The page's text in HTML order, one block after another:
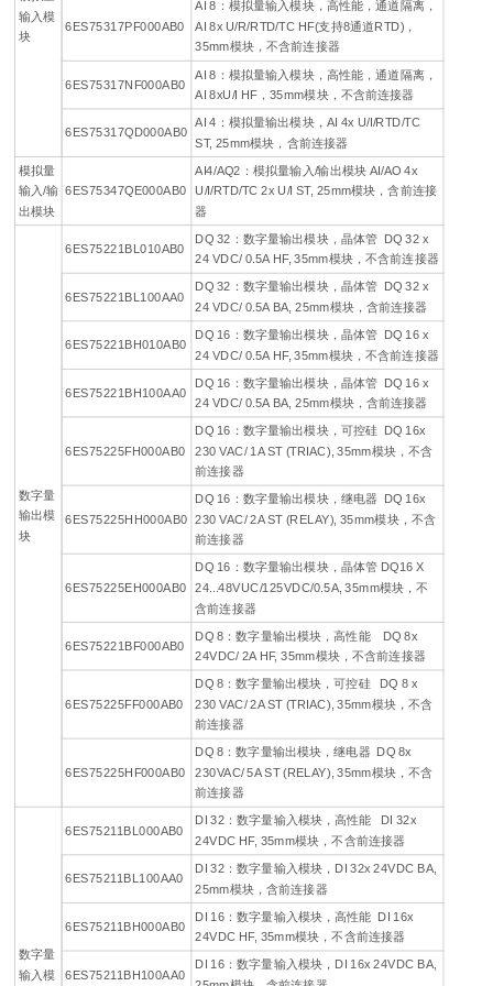
输入模
块
6ES75317PF000AB0
AI 8：模拟量输入模块，高性能，通道隔离，
AI 8x U/R/RTD/TC HF(支持8通道RTD)，
35mm模块，不含前连接器
6ES75317NF000AB0
AI 8：模拟量输入模块，高性能，通道隔离，
AI 8xU/I HF，35mm模块，不含前连接器
6ES75317QD000AB0
AI 4：模拟量输出模块，AI 4x U/I/RTD/TC
ST, 25mm模块，含前连接器
模拟量
输入/输
出模块
6ES75347QE000AB0
AI4/AQ2：模拟量输入/输出模块 AI/AO 4x
U/I/RTD/TC 2x U/I ST, 25mm模块，含前连接
器
数字量
输出模
块
6ES75221BL010AB0
DQ 32：数字量输出模块，晶体管 DQ 32 x
24 VDC/ 0.5A HF, 35mm模块，不含前连接器
6ES75221BL100AA0
DQ 32：数字量输出模块，晶体管 DQ 32 x
24 VDC/ 0.5A BA, 25mm模块，含前连接器
6ES75221BH010AB0
DQ 16：数字量输出模块，晶体管 DQ 16 x
24 VDC/ 0.5A HF, 35mm模块，不含前连接器
6ES75221BH100AA0
DQ 16：数字量输出模块，晶体管 DQ 16 x
24 VDC/ 0.5A BA, 25mm模块，含前连接器
6ES75225FH000AB0
DQ 16：数字量输出模块，可控硅 DQ 16x
230 VAC/ 1A ST (TRIAC), 35mm模块，不含
前连接器
6ES75225HH000AB0
DQ 16：数字量输出模块，继电器 DQ 16x
230 VAC/ 2A ST (RELAY), 35mm模块，不含
前连接器
6ES75225EH000AB0
DQ 16：数字量输出模块，晶体管 DQ16 X
24...48VUC/125VDC/0.5A, 35mm模块，不
含前连接器
6ES75221BF000AB0
DQ 8：数字量输出模块，高性能 DQ 8x
24VDC/ 2A HF, 35mm模块，不含前连接器
6ES75225FF000AB0
DQ 8：数字量输出模块，可控硅 DQ 8 x
230 VAC/ 2A ST (TRIAC), 35mm模块，不含
前连接器
6ES75225HF000AB0
DQ 8：数字量输出模块，继电器 DQ 8x
230VAC/ 5A ST (RELAY), 35mm模块，不含
前连接器
数字量
输入模
6ES75211BL000AB0
DI 32：数字量输入模块，高性能 DI 32x
24VDC HF, 35mm模块，不含前连接器
6ES75211BL100AA0
DI 32：数字量输入模块，DI 32x 24VDC BA,
25mm模块，含前连接器
6ES75211BH000AB0
DI 16：数字量输入模块，高性能 DI 16x
24VDC HF, 35mm模块，不含前连接器
6ES75211BH100AA0
DI 16：数字量输入模块，DI 16x 24VDC BA,